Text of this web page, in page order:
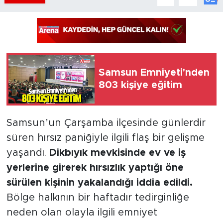
Samsun Emniyeti'nden
803 kişiye eğitim
Samsun’un Çarşamba ilçesinde günlerdir
süren hırsız paniğiyle ilgili flaş bir gelişme
yaşandı. Dikbıyık mevkisinde ev ve iş
yerlerine girerek hırsızlık yaptığı öne
sürülen kişinin yakalandığı iddia edildi.
Bölge halkının bir haftadır tedirginliğe
neden olan olayla ilgili emniyet